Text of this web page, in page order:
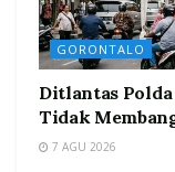
GORONTALO
Ditlantas
Tidak
7 AGU 2026